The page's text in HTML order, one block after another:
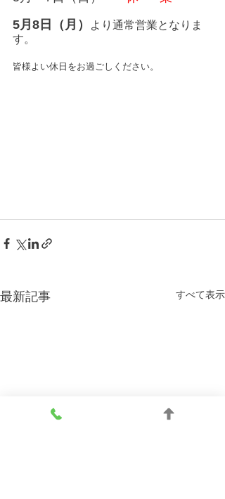
5月8日（月）
より通常営業となりま
す。
皆様よい休日をお過ごしください。
最新記事 すべて表示